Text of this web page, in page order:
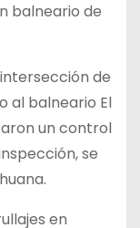
balneario de
de
al balneario El
un control
se
en